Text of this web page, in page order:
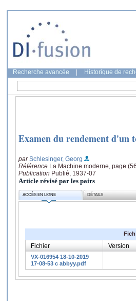
Recherche avancée Historique de
Examen du rendement d'un
parSchlesinger, Georg
Référence La Machine moderne, page
Publication Publié, 1937-07
Article révisé par les pairs
ACCÈS EN LIGNE DÉTAILS
Fichier Version
VX-016954 18-10-2019
17-08-53 c abbyy.pdf